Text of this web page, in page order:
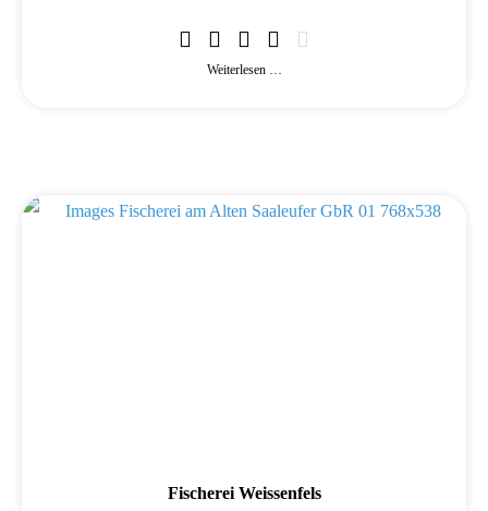
Weiterlesen …
Fischerei Weissenfels